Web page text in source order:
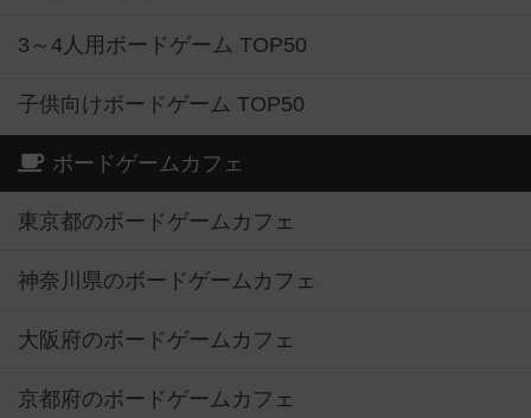
3～4人用ボードゲーム TOP50
子供向けボードゲーム TOP50
ボードゲームカフェ
東京都のボードゲームカフェ
神奈川県のボードゲームカフェ
大阪府のボードゲームカフェ
京都府のボードゲームカフェ